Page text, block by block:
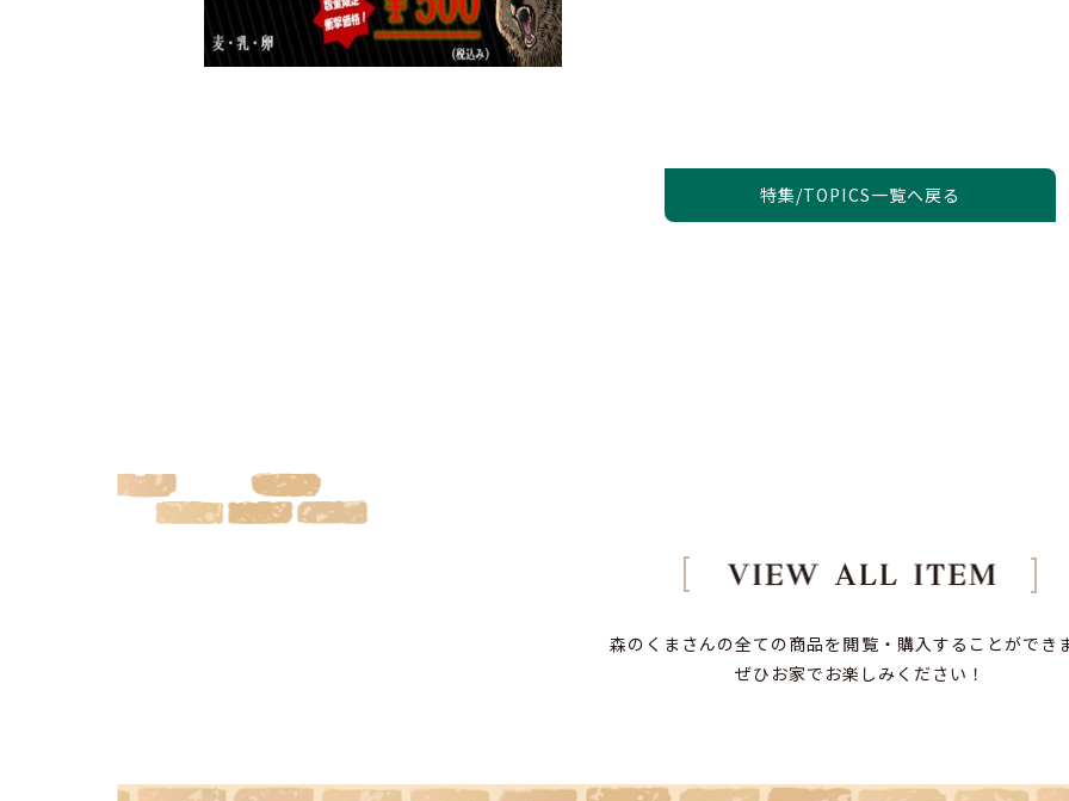
特集/TOPICS一覧へ戻る
森のくまさんの全ての商品を閲覧・購入することができ
ぜひお家でお楽しみください！